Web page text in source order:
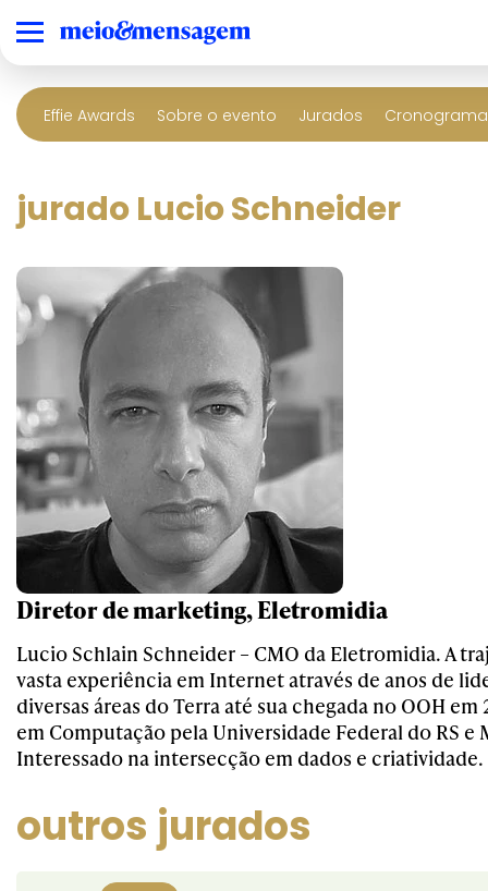
Effie Awards Sobre o evento Jurados
jurado Lucio Schneider
Diretor de marketing, Eletromidia
Lucio Schlain Schneider – CMO da Eletromidia. A
vasta experiência em Internet através de anos de
diversas áreas do Terra até sua chegada no OOH
em Computação pela Universidade Federal do RS e
Interessado na intersecção em dados e criatividade.
outros jurados